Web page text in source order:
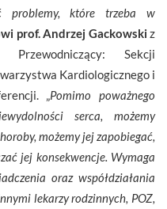
problemy, które trzeba w
prof. Andrzej Gackowski z
Przewodniczący: Sekcji
Kardiologicznego i
„ Pomimo poważnego
serca, możemy
możemy jej zapobiegać,
jej konsekwencje. Wymaga
oraz współdziałania
lekarzy rodzinnych, POZ,